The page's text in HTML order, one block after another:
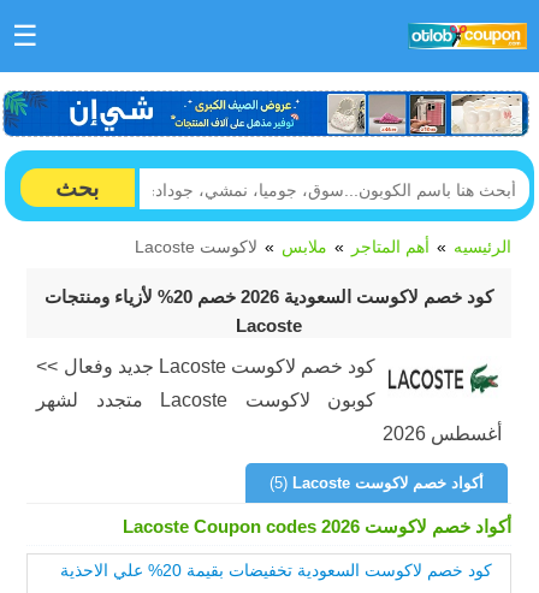
☰
بحث
الرئيسيه أهم المتاجر ملابس لاكوست Lacoste
كود خصم لاكوست السعودية 2026 خصم 20% لأزياء ومنتجات
Lacoste
كود خصم لاكوست Lacoste جديد وفعال >>
كوبون لاكوست Lacoste متجدد لشهر
أغسطس 2026
أكواد خصم لاكوست Lacoste (5)
أكواد خصم لاكوست Lacoste Coupon codes 2026
كود خصم لاكوست السعودية تخفيضات بقيمة 20% علي الاحذية